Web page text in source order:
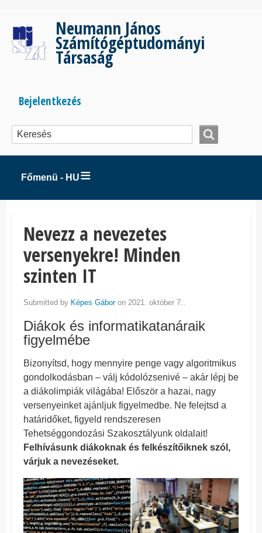
tartalomra
Neumann János
Számítógéptudományi
Társaság
Bejelentkezés
menüje
Bejelentkezés
Főmenü - HU
Nevezz a nevezetes
versenyekre! Minden
szinten IT
Submitted by Képes Gáboron 2021. október 7..
Diákok és informatikatanáraik
figyelmébe
Bizonyítsd, hogy mennyire penge vagy algoritmikus
gondolkodásban – válj kódolózsenivé – akár lépj be
a diákolimpiák világába! Először a hazai, nagy
versenyeinket ajánljuk figyelmedbe. Ne felejtsd a
határidőket, figyeld rendszeresen
Tehetséggondozási Szakosztályunk oldalait!
Felhívásunk diákoknak és felkészítőiknek szól,
várjuk a nevezéseket.